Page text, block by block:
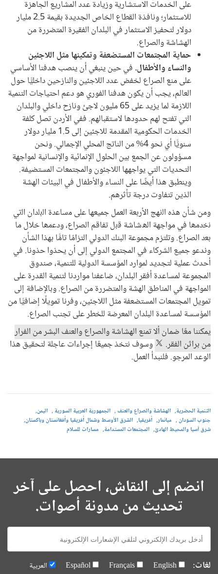
على الخدمات الاستشارية وزيادة عدد المشاريع الجاهزة
للاستثمار؛ ونافذة القطاع الخاص الجديدة بقيمة 2.5 مليار
دولار لتحفيز الاستثمار في البلدان الفقيرة المتضررة من
الهشاشة والصراع.
حماية المجتمعات المستضعفة وتمكينها مثل اللاجئين
والنساء والأطفال. في حين ينبغي أن ينصب هدفنا الأساسي
على منع الصراع لخفض عدد اللاجئين والنازحين داخليًّا حول
العالم، يجب أن يكون هدفنا الفوري هو دعم احتياجات التنمية
اللازمة لما يزيد على 65 مليون لاجئ ونازح داخلي والبلدان
التي تفتح لهم حدودها لاستقبالهم. ففي الأردن تصل كلفة
الخدمات الحكومية المقدمة للاجئين إلى 1.5 مليار دولار
سنويًّا أي نحو 4% من الناتج المحلي الإجمالي. ونحن
مسؤولون عن الجمع بين الحلول الإنمائية والإنسانية لمواجهة
التحديات التي يواجهها اللاجئون والمجتمعات المستضيفة.
وينطبق هذا أيضًا على النساء والأطفال في البيئات الهشة
الذين تتفاوت درجة تأثرهم.
ومن شأن ھذه اﻟنهج اﻷرﺑﻌﺔ العمل جميعها على ﻣﺳﺎﻋدة اﻟﺑﻟدان اﻟﺗﻲ
ﻧﺧدﻣﮭﺎ في مواجهة الھﺷﺎﺷﺔ ﻗﺑل تفاقم الصراع، ودﻋﻣﮭﺎ خلال ما
ﺑﻌد الصراع. وتلتزم مجموعة البنك الدولي التزامًا تامًّا بهذا الشأن
وندعو جميع الشركاء في المجتمع الدولي إلى أن يحذوا حذونا. في
أحدث عملية لتجديد لموارد المؤسسة الدولية للتنمية، صندوق
المجموعة لمساعدة أفقر البلدان، ضاعفنا مواردنا لتنمية القدرة على
المواجهة في المناطق الهشة والمتضررة من الصراع. وبالإضافة إلى
تمويل المجتمعات المستضعفة مثل اللاجئين، وفرنا تمويلًا إضافيًّا من
المؤسسة لمساعدة البلدان المعرضة للخطر على تجنب الصراع.
يمكننا معًا ضمان ألا تمنع الهشاشة والصراع والعنف البشر من الفرار
من براثن الفقر.
وسوف نتخذ جميعًا إجراءات عاجلة لتحقيق هذا
الوعد المرجو. فلنبدأ العمل.
التنمية الحضرية الهشاشة والصراع والعنف الجمهورية العربية السورية
اليمن
جنوب السودان
ميانمار أفريقيا الشرق الأوسط وشمال أفريقيا وأفغانستان وباكستان
شرق آسيا والمحيط الهادئ المجتمعات المستدامة مسارات للسلام
انضم إلى النقاش، احصل على آخر
تحديث من مدونة أصوات.
E-
mail:
لغات: English
Français
Español
العربية